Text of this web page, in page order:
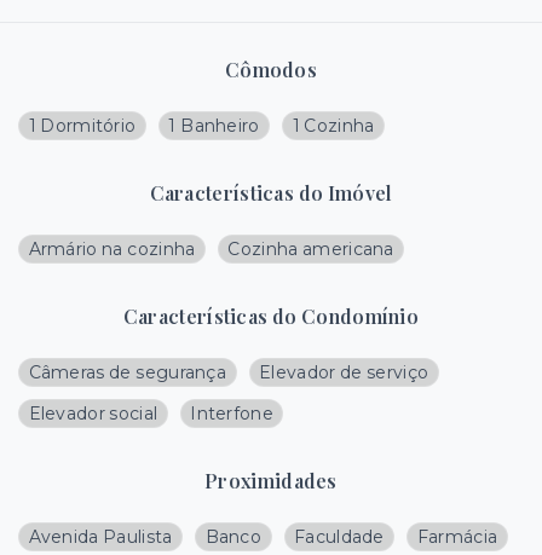
Cômodos
1 Dormitório 1 Banheiro 1 Cozinha
Características do Imóvel
Armário na cozinha Cozinha americana
Características do Condomínio
Câmeras de segurança
Elevador de serviço
Elevador social
Interfone
Proximidades
Avenida Paulista Banco Faculdade
Farmácia